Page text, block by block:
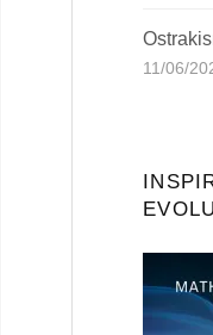
11/06/